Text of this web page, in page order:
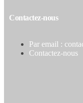
Contactez-nous
Par email :
Contactez-nous